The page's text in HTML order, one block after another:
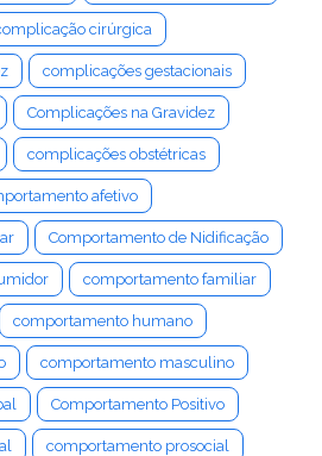
cirúrgica
complicações gestacionais
Complicações na Gravidez
complicações obstétricas
afetivo
Comportamento de Nidificação
comportamento familiar
comportamento humano
comportamento masculino
Comportamento Positivo
comportamento prosocial